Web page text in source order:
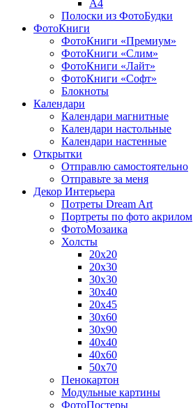
A4
Полоски из ФотоБудки
ФотоКниги
ФотоКниги «Премиум»
ФотоКниги «Слим»
ФотоКниги «Лайт»
ФотоКниги «Софт»
Блокноты
Календари
Календари магнитные
Календари настольные
Календари настенные
Открытки
Отправлю самостоятельно
Отправьте за меня
Декор Интерьера
Потреты Dream Art
Портреты по фото акрилом
ФотоМозаика
Холсты
20х20
20х30
30х30
30х40
20х45
30х60
30х90
40х40
40х60
50х70
Пенокартон
Модульные картины
ФотоПостеры